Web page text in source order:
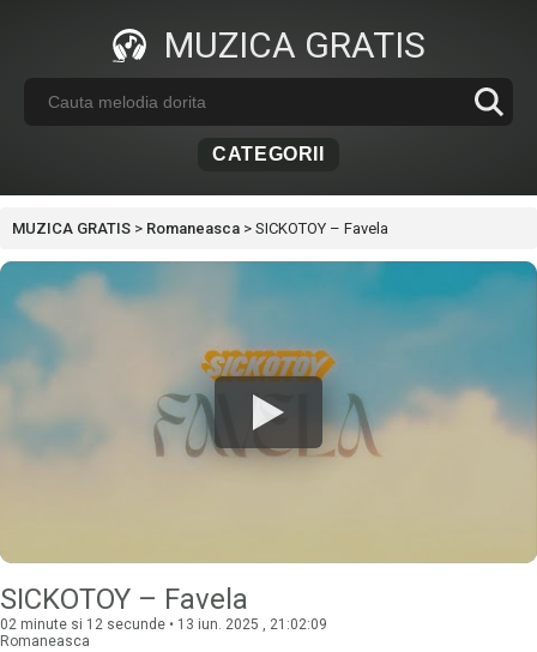
MUZICA GRATIS
CATEGORII
MUZICA GRATIS > Romaneasca > SICKOTOY – Favela
SICKOTOY – Favela
02 minute si 12 secunde • 13 iun. 2025 , 21:02:09
Romaneasca